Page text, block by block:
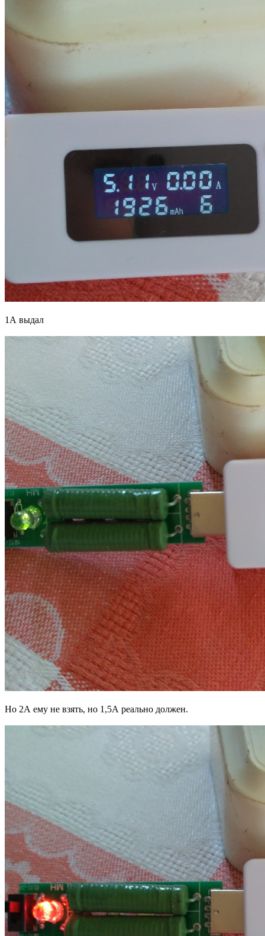
1А выдал
Но 2А ему не взять, но 1,5А реально должен.